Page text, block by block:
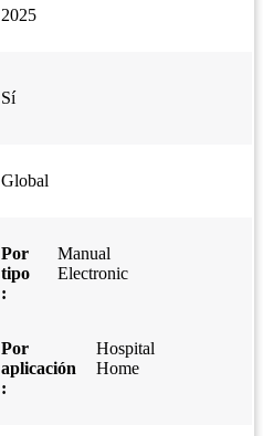
2025
Sí
Global
Por
tipo
:
Manual
Electronic
Por
aplicación
:
Hospital
Home